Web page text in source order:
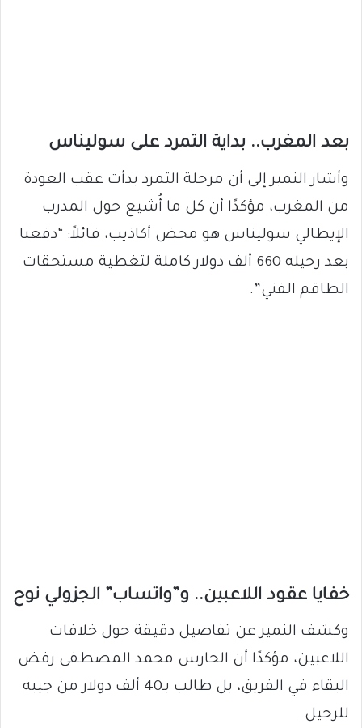
بعد المغرب.. بداية التمرد على سوليناس
وأشار النمير إلى أن مرحلة التمرد بدأت عقب العودة
من المغرب، مؤكدًا أن كل ما أُشيع حول المدرب
الإيطالي سوليناس هو محض أكاذيب، قائلاً: “دفعنا
بعد رحيله 660 ألف دولار كاملة لتغطية مستحقات
الطاقم الفني”.
خفايا عقود اللاعبين.. و”واتساب” الجزولي نوح
وكشف النمير عن تفاصيل دقيقة حول خلافات
اللاعبين، مؤكدًا أن الحارس محمد المصطفى رفض
البقاء في الفريق، بل طالب بـ40 ألف دولار من جيبه
للرحيل.